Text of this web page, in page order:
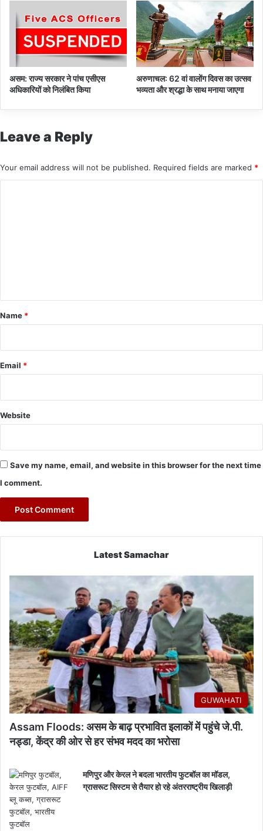
असम: राज्य सरकार ने पांच एसीएस
अधिकारियों को निलंबित किया
अरुणाचल: 62 वां वालोंग दिवस का उत्सव
भव्यता और श्रद्धा के साथ मनाया जाएगा
Leave a Reply
Your email address will not be published. Required fields are marked *
*
Name *
Email *
Website
Save my name, email, and website in this browser for the next time
I comment.
Latest Samachar
GUWAHATI
Assam Floods: असम के बाढ़ प्रभावित इलाकों में पहुंचे जे.पी.
नड्डा, केंद्र की ओर से हर संभव मदद का भरोसा
मणिपुर और केरल ने बदला भारतीय फुटबॉल का मॉडल,
ग्रासरूट सिस्टम से तैयार हो रहे अंतरराष्ट्रीय खिलाड़ी